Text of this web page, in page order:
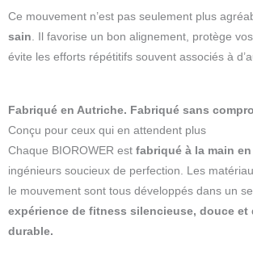
Ce mouvement n’est pas seulement plus
sain . Il favorise un bon alignement, protège
évite les efforts répétitifs souvent associés à
Fabriqué en Autriche. Fabriqué sans
Conçu pour ceux qui en attendent plus
Chaque BIOROWER est fabriqué à la main
ingénieurs soucieux de perfection. Les
le mouvement sont tous développés dans un
expérience de fitness silencieuse, douce et
durable.